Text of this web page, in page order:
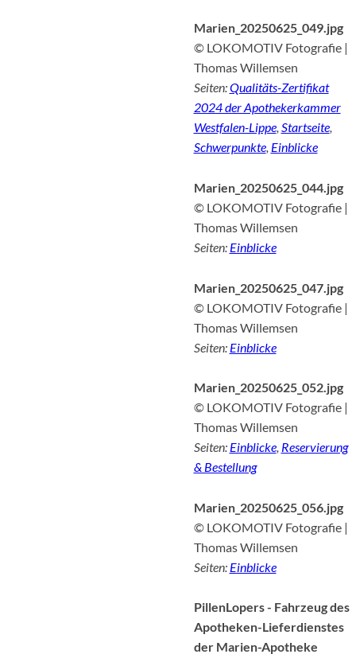
Marien_20250625_049.jpg
© LOKOMOTIV Fotografie |
Thomas Willemsen
Seiten:Qualitäts-Zertifikat
2024 der Apothekerkammer
Westfalen-Lippe, Startseite,
Schwerpunkte, Einblicke
Marien_20250625_044.jpg
© LOKOMOTIV Fotografie |
Thomas Willemsen
Seiten: Einblicke
Marien_20250625_047.jpg
© LOKOMOTIV Fotografie |
Thomas Willemsen
Seiten: Einblicke
Marien_20250625_052.jpg
© LOKOMOTIV Fotografie |
Thomas Willemsen
Seiten: Einblicke, Reservierung
& Bestellung
Marien_20250625_056.jpg
© LOKOMOTIV Fotografie |
Thomas Willemsen
Seiten: Einblicke
PillenLopers - Fahrzeug des
Apotheken-Lieferdienstes
der Marien-Apotheke